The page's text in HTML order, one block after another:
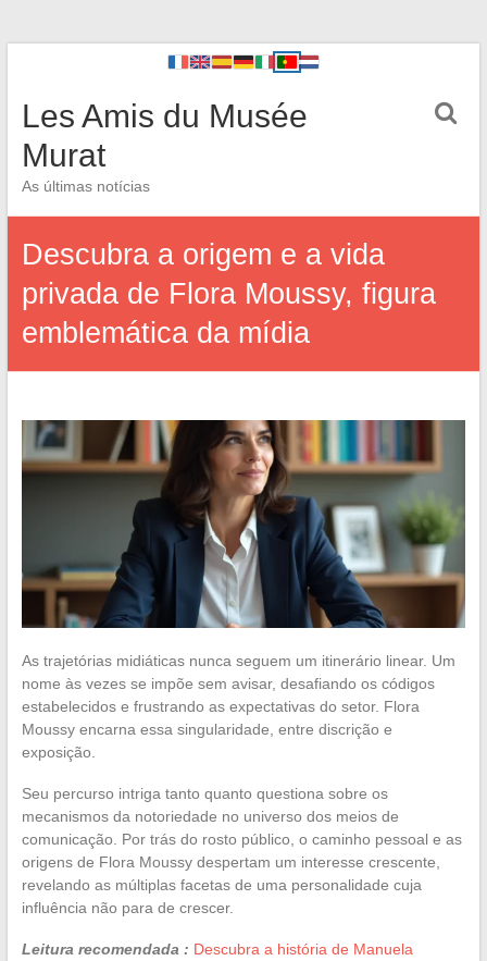
Les Amis du Musée
Murat
As últimas notícias
Descubra a origem e a vida
privada de Flora Moussy, figura
emblemática da mídia
As trajetórias midiáticas nunca seguem um itinerário linear. Um
nome às vezes se impõe sem avisar, desafiando os códigos
estabelecidos e frustrando as expectativas do setor. Flora
Moussy encarna essa singularidade, entre discrição e
exposição.
Seu percurso intriga tanto quanto questiona sobre os
mecanismos da notoriedade no universo dos meios de
comunicação. Por trás do rosto público, o caminho pessoal e as
origens de Flora Moussy despertam um interesse crescente,
revelando as múltiplas facetas de uma personalidade cuja
influência não para de crescer.
Leitura recomendada : Descubra a história de Manuela